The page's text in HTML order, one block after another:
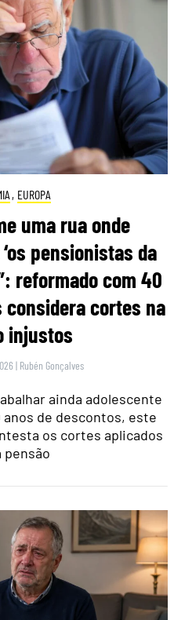
, EUROPA
uma rua onde
pensionistas da
reformado com 40
considera cortes na
injustos
| Rubén Gonçalves
ainda adolescente
anos de descontos, este
os cortes aplicados
pensão